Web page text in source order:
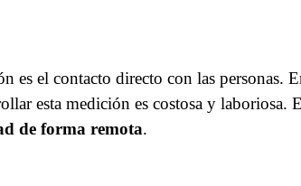
es el contacto directo con las personas.
esta medición es costosa y
de forma remota.